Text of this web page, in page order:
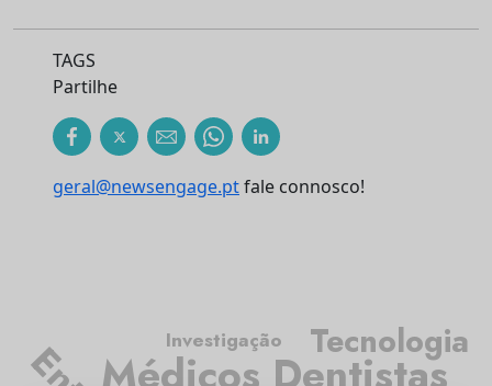
TAGS
Partilhe
geral@newsengage.ptfale connosco!
Tecnologia
Investigação